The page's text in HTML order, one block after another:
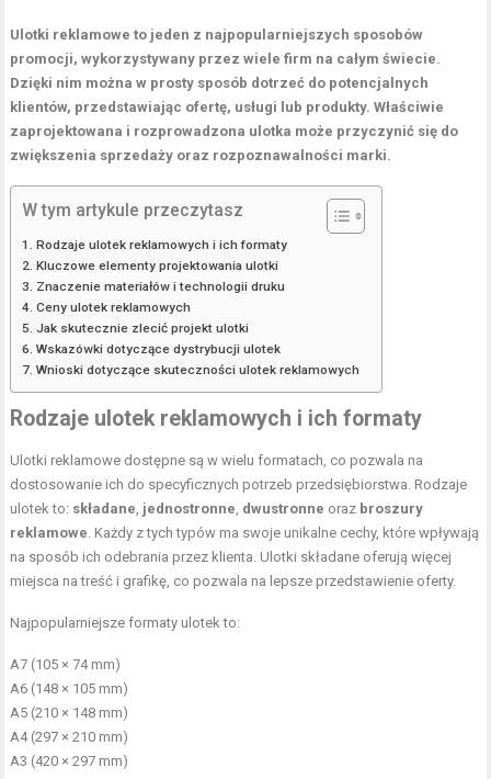
Ulotki reklamowe to jeden z najpopularniejszych sposobów
promocji, wykorzystywany przez wiele firm na całym świecie.
Dzięki nim można w prosty sposób dotrzeć do potencjalnych
klientów, przedstawiając ofertę, usługi lub produkty. Właściwie
zaprojektowana i rozprowadzona ulotka może przyczynić się do
zwiększenia sprzedaży oraz rozpoznawalności marki.
W tym artykule przeczytasz
Rodzaje ulotek reklamowych i ich formaty
Kluczowe elementy projektowania ulotki
Znaczenie materiałów i technologii druku
Ceny ulotek reklamowych
Jak skutecznie zlecić projekt ulotki
Wskazówki dotyczące dystrybucji ulotek
Wnioski dotyczące skuteczności ulotek reklamowych
Rodzaje ulotek reklamowych i ich formaty
Ulotki reklamowe dostępne są w wielu formatach, co pozwala na
dostosowanie ich do specyficznych potrzeb przedsiębiorstwa. Rodzaje
ulotek to: składane, jednostronne, dwustronne oraz broszury
reklamowe. Każdy z tych typów ma swoje unikalne cechy, które wpływają
na sposób ich odebrania przez klienta. Ulotki składane oferują więcej
miejsca na treść i grafikę, co pozwala na lepsze przedstawienie oferty.
Najpopularniejsze formaty ulotek to:
A7 (105 × 74 mm)
A6 (148 × 105 mm)
A5 (210 × 148 mm)
A4 (297 × 210 mm)
A3 (420 × 297 mm)